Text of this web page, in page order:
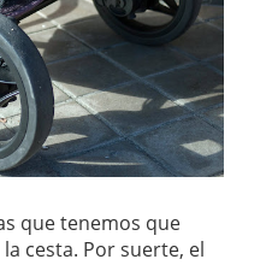
que tenemos que
cesta. Por suerte, el